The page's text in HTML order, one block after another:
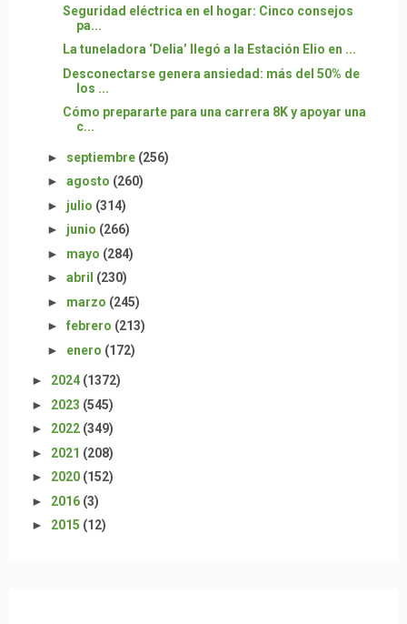
Seguridad eléctrica en el hogar: Cinco consejos
pa...
La tuneladora ‘Delia’ llegó a la Estación Elio en ...
Desconectarse genera ansiedad: más del 50% de
los ...
Cómo prepararte para una carrera 8K y apoyar una
c...
► septiembre (256)
► agosto (260)
► julio (314)
► junio (266)
► mayo (284)
► abril (230)
► marzo (245)
► febrero (213)
► enero (172)
► 2024 (1372)
► 2023 (545)
► 2022 (349)
► 2021 (208)
► 2020 (152)
► 2016 (3)
► 2015 (12)